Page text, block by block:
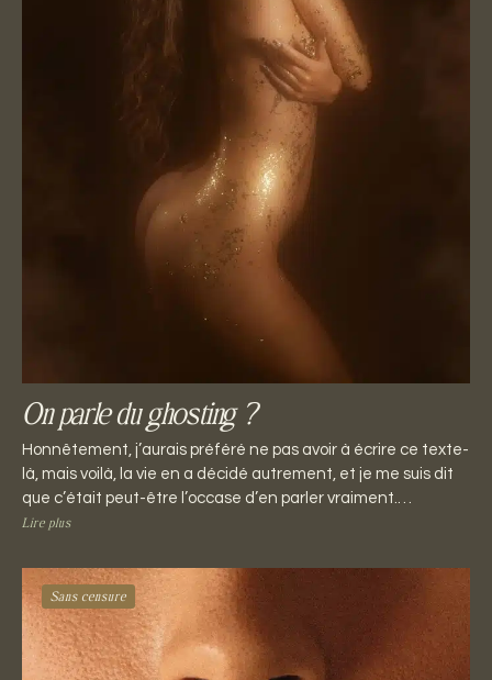
On parle du ghosting ?
Honnêtement, j’aurais préféré ne pas avoir à écrire ce texte-
là, mais voilà, la vie en a décidé autrement, et je me suis dit
que c’était peut-être l’occase d’en parler vraiment.…
Lire plus
Sans censure